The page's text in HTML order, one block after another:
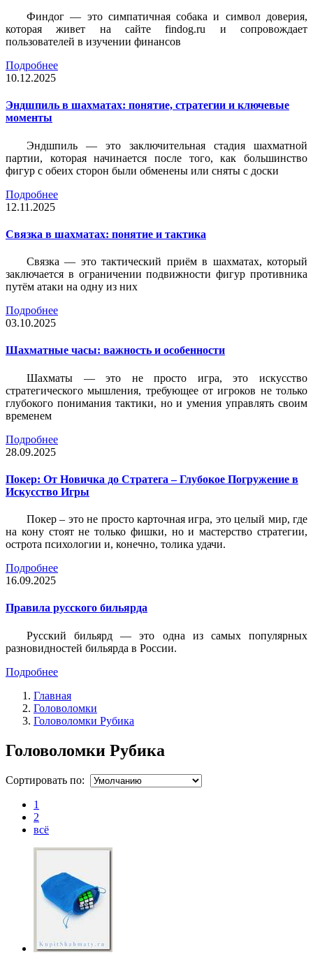
Финдог — это симпатичная собака и символ доверия,
которая живет на сайте findog.ru и сопровождает
пользователей в изучении финансов
Подробнее
10.12.2025
Эндшпиль в шахматах: понятие, стратегии и ключевые
моменты
Эндшпиль — это заключительная стадия шахматной
партии, которая начинается после того, как большинство
фигур с обеих сторон были обменены или сняты с доски
Подробнее
12.11.2025
Связка в шахматах: понятие и тактика
Связка — это тактический приём в шахматах, который
заключается в ограничении подвижности фигур противника
путём атаки на одну из них
Подробнее
03.10.2025
Шахматные часы: важность и особенности
Шахматы — это не просто игра, это искусство
стратегического мышления, требующее от игроков не только
глубокого понимания тактики, но и умения управлять своим
временем
Подробнее
28.09.2025
Покер: От Новичка до Стратега – Глубокое Погружение в
Искусство Игры
Покер – это не просто карточная игра, это целый мир, где
на кону стоят не только фишки, но и мастерство стратегии,
острота психологии и, конечно, толика удачи.
Подробнее
16.09.2025
Правила русского бильярда
Русский бильярд — это одна из самых популярных
разновидностей бильярда в России.
Подробнее
Главная
Головоломки
Головоломки Рубика
Головоломки Рубика
Сортировать по:
1
2
всё